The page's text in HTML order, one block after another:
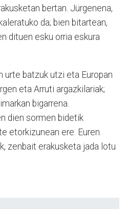
bertan. Jürgenena,
da; bien bitartean,
dituen esku orria eskura
urte batzuk utzi eta Europan
eta Arruti argazkilariak;
bigarrena.
dien sormen bidetik
etorkizunean ere. Euren
zenbait erakusketa jada lotu